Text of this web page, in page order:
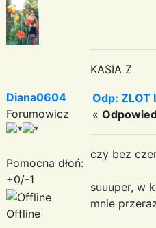
KASIA Z
Diana0604
Forumowicz
Pomocna dłoń:
+0/-1
Offline
Odp: ZLOT
«
czy bez
suuuper, w
mnie